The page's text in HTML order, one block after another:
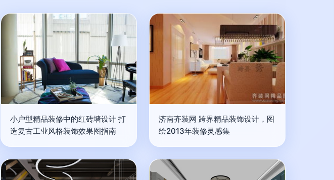
小户型精品装修中的红砖墙设计 打
造复古工业风格装饰效果图指南
济南齐装网 跨界精品装饰设计，图
绘2013年装修灵感集